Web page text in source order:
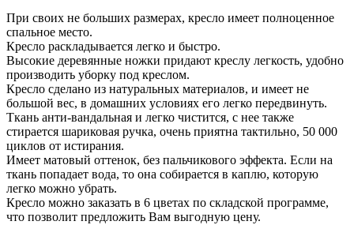
При своих не больших размерах, кресло имеет полноценное
спальное место.
Кресло раскладывается легко и быстро.
Высокие деревянные ножки придают креслу легкость, удобно
производить уборку под креслом.
Кресло сделано из натуральных материалов, и имеет не
большой вес, в домашних условиях его легко передвинуть.
Ткань анти-вандальная и легко чистится, с нее также
стирается шариковая ручка, очень приятна тактильно, 50 000
циклов от истирания.
Имеет матовый оттенок, без пальчикового эффекта. Если на
ткань попадает вода, то она собирается в каплю, которую
легко можно убрать.
Кресло можно заказать в 6 цветах по складской программе,
что позволит предложить Вам выгодную цену.